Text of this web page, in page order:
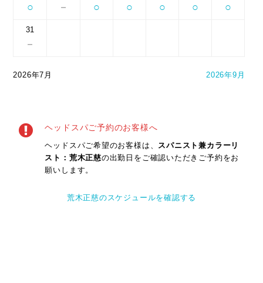
○ － ○ ○ ○ ○ ○
31
－
2026年7月 2026年9月
ヘッドスパご予約のお客様へ
ヘッドスパご希望のお客様は、
スパニスト兼カラーリ
スト：荒木正慈の出勤日をご確認いただきご予約をお
願いします。
荒木正慈のスケジュールを確認する